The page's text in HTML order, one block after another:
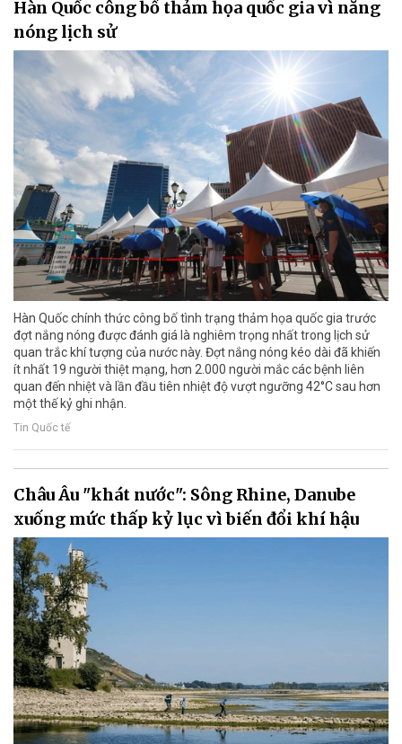
Hàn Quốc công bố thảm họa quốc gia vì nắng
nóng lịch sử
Hàn Quốc chính thức công bố tình trạng thảm họa quốc gia trước
đợt nắng nóng được đánh giá là nghiêm trọng nhất trong lịch sử
quan trắc khí tượng của nước này. Đợt nắng nóng kéo dài đã khiến
ít nhất 19 người thiệt mạng, hơn 2.000 người mắc các bệnh liên
quan đến nhiệt và lần đầu tiên nhiệt độ vượt ngưỡng 42°C sau hơn
một thế kỷ ghi nhận.
Tin Quốc tế
Châu Âu "khát nước": Sông Rhine, Danube
xuống mức thấp kỷ lục vì biến đổi khí hậu